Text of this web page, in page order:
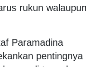
rukun walaupun
Paramadina
pentingnya